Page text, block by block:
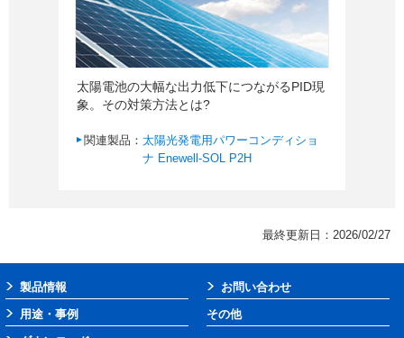
太陽電池の大幅な出力低下につながるPID現
象。その対策方法とは?
関連製品： 太陽光発電用パワーコンディショ
ナ Enewell-SOL P2H
最終更新日：2026/02/27
製品情報
用途・事例
お問い合わせ
その他